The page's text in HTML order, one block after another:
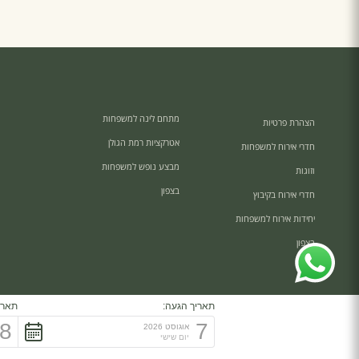
הצהרת פרטיות
חדרי אירוח למשפחות
וזוגות
חדרי אירוח בקיבוץ
יחידות אירוח למשפחות
בצפון
מתחם לינה למשפחות
אטרקציות רמת הגולן
מבצע נופש למשפחות
בצפון
תאריך הגעה:
7
אוגוסט 2026
יום שישי
8